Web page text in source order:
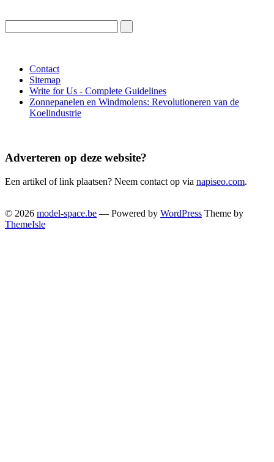
Contact
Sitemap
Write for Us - Complete Guidelines
Zonnepanelen en Windmolens: Revolutioneren van de
Koelindustrie
Adverteren op deze website?
Een artikel of link plaatsen? Neem contact op via napiseo.com.
© 2026 model-space.be — Powered by WordPress Theme by
ThemeIsle